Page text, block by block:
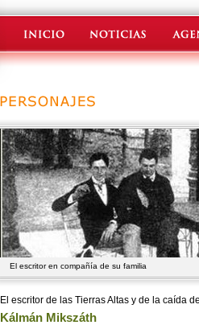
El escritor en compañía de su familia
El escritor de las Tierras Altas y de la caída
Kálmán Mikszáth